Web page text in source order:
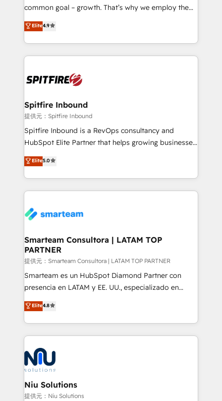
implementation and training. Skilled in-house
complex API integrations with external platforms.
Working from several campuses across Belgium, The
such as Brussels Airport, Volvo, Farmaline, Agilitas,
Streamz and Michelin.
common goal – growth. That’s why we employ the
latest innovations in disruptive technology in our
approach to web design, sales enablement and
inbound marketing that deliver month-on-month
growth for our client's businesses. These methods
exactly where your marketing budget is being used
and overall revenue to a level not feasible with
traditional methods. If you’re a frustrated marketing
manager or business owner sick of wasting budget
with generic agencies and their outdated methods,
just like yours attract more high-quality leads
throughout each stage of the buying cycle with
enable sales teams with the process, technology and
training to smash targets.
Elite4.9
Spitfire Inbound
提供元：Spitfire Inbound
Spitfire Inbound is a RevOps consultancy and
HubSpot Elite Partner that helps growing businesses
design predictable, scalable revenue-driving
strategies. With offices in South Africa and London,
we take a RevOps-led approach that aligns sales,
marketing & service, breaks down silos, and gives
confidence. We deliver end to end strategy and
and technology around a single source of truth to
support sustainable growth and better decision-
making. Working with clients locally and globally, our
expertise includes HubSpot onboarding and CRM
implementation, automation, sales and customer
and data-driven campaigns. Winners of the first
Global HEART Award, Yamini Rogan, CEO of
Connect with us to see how we can do better and be
better together 🏆
Elite5.0
Smarteam Consultora | LATAM TOP
PARTNER
提供元：Smarteam Consultora | LATAM TOP PARTNER
Smarteam es un HubSpot Diamond Partner con
presencia en LATAM y EE. UU., especializado en
implementaciones de HubSpot, integraciones API y
optimización de procesos comerciales con IA. Con
más de 6 años de experiencia, hemos liderado 100+
implementaciones conectando HubSpot con SAP,
ERPs, e-commerce, plataformas financieras,
WhatsApp y sistemas logísticos. Nuestro equipo
multicultural trabaja en español, inglés y portugués,
uniendo visión estratégica y excelencia técnica para
generar resultados medibles. Apoyamos a empresas
Elite4.8
Niu Solutions
提供元：Niu Solutions